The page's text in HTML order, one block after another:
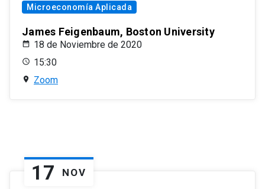
Microeconomía Aplicada
James Feigenbaum, Boston University
18 de Noviembre de 2020
15:30
Zoom
17 NOV